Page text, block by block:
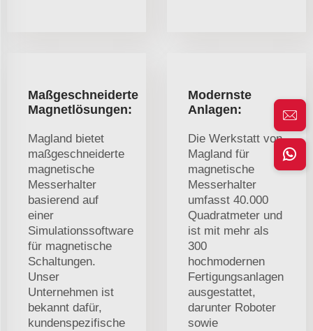
Maßgeschneiderte
Magnetlösungen:
Magland bietet
maßgeschneiderte
magnetische
Messerhalter
basierend auf
einer
Simulationssoftware
für magnetische
Schaltungen.
Unser
Unternehmen ist
bekannt dafür,
kundenspezifische
Modernste
Anlagen:
Die Werkstatt von
Magland für
magnetische
Messerhalter
umfasst 40.000
Quadratmeter und
ist mit mehr als
300
hochmodernen
Fertigungsanlagen
ausgestattet,
darunter Roboter
sowie